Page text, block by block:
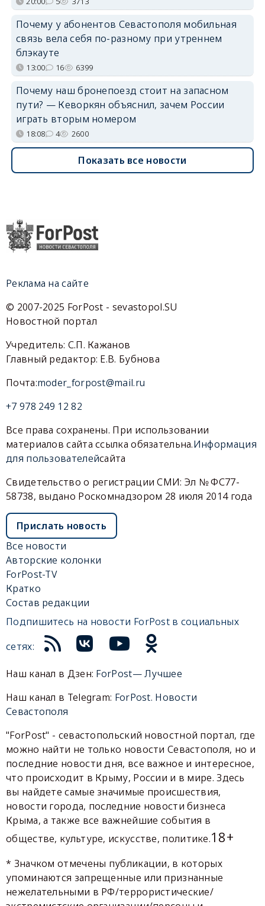
Почему у абонентов Севастополя мобильная
связь вела себя по-разному при утреннем
блэкауте
13:00 16 6399
Почему наш бронепоезд стоит на запасном
пути? — Кеворкян объяснил, зачем России
играть вторым номером
18:08 4 2600
Показать все новости
Реклама на сайте
© 2007-2025 ForPost - sevastopol.SU
Новостной портал
Учредитель: С.П. Кажанов
Главный редактор: Е.В. Бубнова
Почта:moder_forpost@mail.ru
+7 978 249 12 82
Все права сохранены. При использовании
материалов сайта ссылка обязательна.Информация
для пользователейсайта
Свидетельство о регистрации СМИ: Эл № ФС77-
58738, выдано Роскомнадзором 28 июля 2014 года
Прислать новость
Все новости
Авторские колонки
ForPost-TV
Кратко
Состав редакции
Подпишитесь на новости ForPost в социальных
сетях:
Наш канал в Дзен: ForPost— Лучшее
Наш канал в Telegram: ForPost. Новости
Севастополя
"ForPost" - севастопольский новостной портал, где
можно найти не только новости Севастополя, но и
последние новости дня, все важное и интересное,
что происходит в Крыму, России и в мире. Здесь
вы найдете самые значимые происшествия,
новости города, последние новости бизнеса
Крыма, а также все важнейшие события в
обществе, культуре, искусстве, политике.18+
* Значком отмечены публикации, в которых
упоминаются запрещенные или признанные
нежелательными в РФ/террористические/